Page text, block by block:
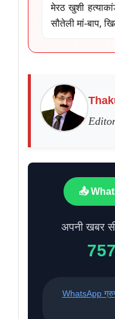
मेरठ खुशी
सौतेली मां-बाप,
📤
अपनी खबर
WhatsApp